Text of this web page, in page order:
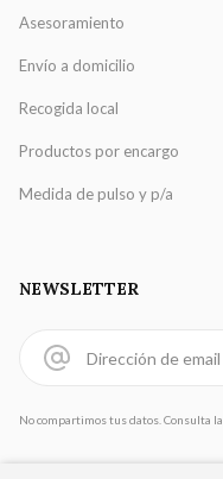
Asesoramiento
Envío a domicilio
Recogida local
Productos por encargo
Medida de pulso y p/a
NEWSLETTER
No compartimos tus datos. Consulta la